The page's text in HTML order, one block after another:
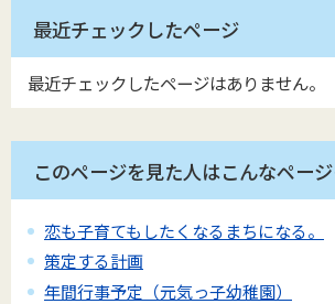
最近チェックしたページ
最近チェックしたページはありません。
このページを見た人はこんなペー
恋も子育てもしたくなるまちになる。
策定する計画
年間行事予定（元気っ子幼稚園）